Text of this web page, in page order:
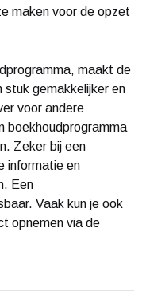
maken voor de opzet
maakt de
stuk gemakkelijker en
voor andere
boekhoudprogramma
Zeker bij een
informatie en
Een
Vaak kun je ook
opnemen via de